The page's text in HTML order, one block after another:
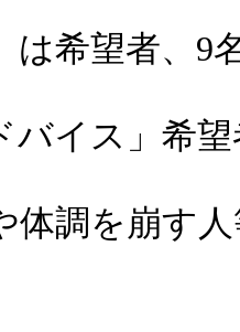
希望者、9
イス」希望
調を崩す